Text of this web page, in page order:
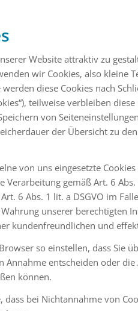
Website attraktiv zu
wir Cookies, also kleine
diese Cookies nach
teilweise verbleiben
von
der Übersicht zu
von uns eingesetzte
Verarbeitung gemäß Art. 6
6 Abs. 1 lit. a DSGVO im
unserer berechtigten
kundenfreundlichen und
so einstellen, dass Sie
Annahme entscheiden oder
können.
dass bei Nichtannahme von